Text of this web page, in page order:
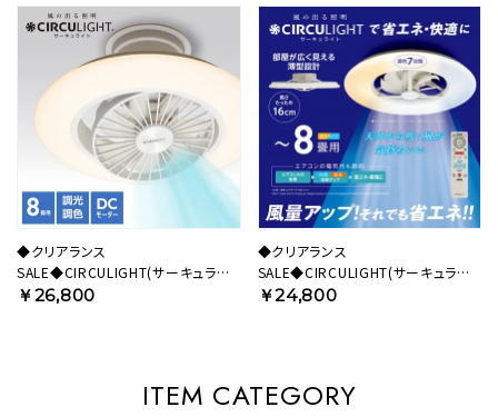
◆クリアランス
SALE◆CIRCULIGHT(サーキュライ
ト) EZシリーズ スイングモデル 8畳
￥26,800
◆クリアランス
SALE◆CIRCULIGHT(サーキュライ
ト) シーリングシリーズ 8畳タイプ
￥24,800
ITEM CATEGORY